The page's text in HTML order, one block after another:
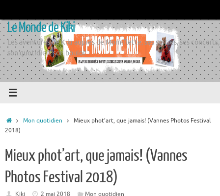
contenu
Le Monde de Kiki
Les aventures de Kiki auprès de Momiflette, ses sorties, ses concerts,
son quotidien, son boulot
Accueil
Mon quotidien
Mieux phot’art, que jamais! (Vannes Photos Festival
2018)
Mieux phot’art, que jamais! (Vannes
Photos Festival 2018)
Kiki 2 mai 2018 Mon quotidien